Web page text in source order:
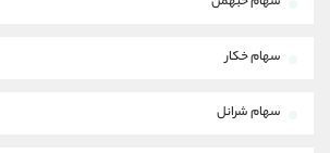
سهام خکار
سهام شرانل